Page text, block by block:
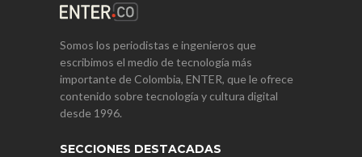
Somos los periodistas e ingenieros que
escribimos el medio de tecnología más
importante de Colombia, ENTER, que le ofrece
contenido sobre tecnología y cultura digital
desde 1996.
SECCIONES DESTACADAS